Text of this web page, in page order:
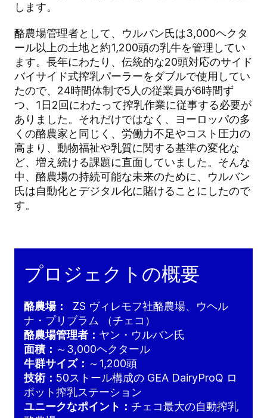
します。
酪農場管理者として、ウルバン氏は3,000ヘクタ
ール以上の土地と約1,200頭の乳牛を管理してい
ます。長年にわたり、伝統的な20頭対応のサイド
バイサイド式搾乳パーラーをダブルで使用してい
たので、24時間体制で5人の従業員が6時間ず
つ、1日2回にわたって搾乳作業に従事する必要が
ありました。それだけではなく、ヨーロッパの多
くの酪農家と同じく、労働力不足やコスト圧力の
高まり、動物福祉や乳質に関する基準の変化な
ど、増え続ける課題に直面していました。そんな
中、酪農場の持続可能な未来のために、ウルバン
氏は自動化とデジタル化に賭けることにしたので
す。
プロジェクトの概要
酪農場：
ZS ヴィレモフ社酪農場、ウヘル
ナ・プリブラム （チェコ）
酪農場管理者： ヤン・ウルバン氏
面積： ～3,000ヘクタール
牛群サイズ： ～1,200頭
技術： 50ストール構成の GEA DairyProQ ロ
ボット搾乳ステーション
ユニークなポイント： チェコ最大の自動搾乳